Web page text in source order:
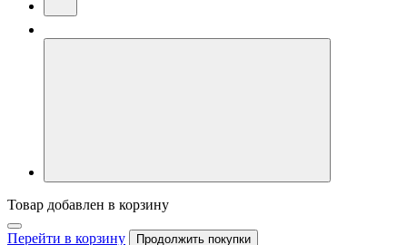
Товар добавлен в корзину
Перейти в корзину Продолжить покупки